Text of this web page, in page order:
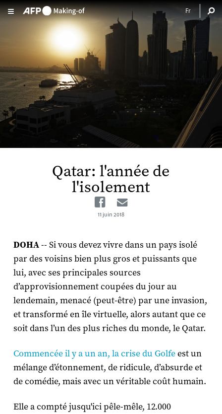
Aller au contenu principal
Qatar: l'année de
l'isolement
Facebook
11 juin 2018
DOHA-- Si vous devez vivre dans un pays isolé
par des voisins bien plus gros et puissants que
lui, avec ses principales sources
d’approvisionnement coupées du jour au
lendemain, menacé (peut-être) par une invasion,
et transformé en île virtuelle, alors autant que ce
soit dans l’un des plus riches du monde, le Qatar.
Commencée il y a un an, la crise du Golfeest un
mélange d’étonnement, de ridicule, d’absurde et
de comédie, mais avec un véritable coût humain.
Elle a compté jusqu'ici pêle-mêle, 12.000